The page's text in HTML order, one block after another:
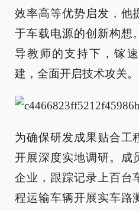
效率高等优势启发，他
于车载电源的创新构想
导教师的支持下，镓
建，全面开启技术攻关。
为确保研发成果贴合工
开展深度实地调研。成
企业，跟踪记录上百台
程运输车辆开展实车路